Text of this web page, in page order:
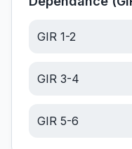
GIR 1-2
GIR 3-4
GIR 5-6